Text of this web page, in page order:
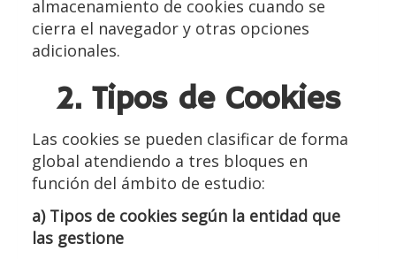
almacenamiento de cookies cuando se
cierra el navegador y otras opciones
adicionales.
2. Tipos de Cookies
Las cookies se pueden clasificar de forma
global atendiendo a tres bloques en
función del ámbito de estudio:
a) Tipos de cookies según la entidad que
las gestione